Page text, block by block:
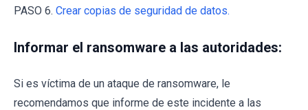
PASO 6. Crear copias de seguridad de datos.
Informar el ransomware a las autoridades:
Si es víctima de un ataque de ransomware, le
recomendamos que informe de este incidente a las